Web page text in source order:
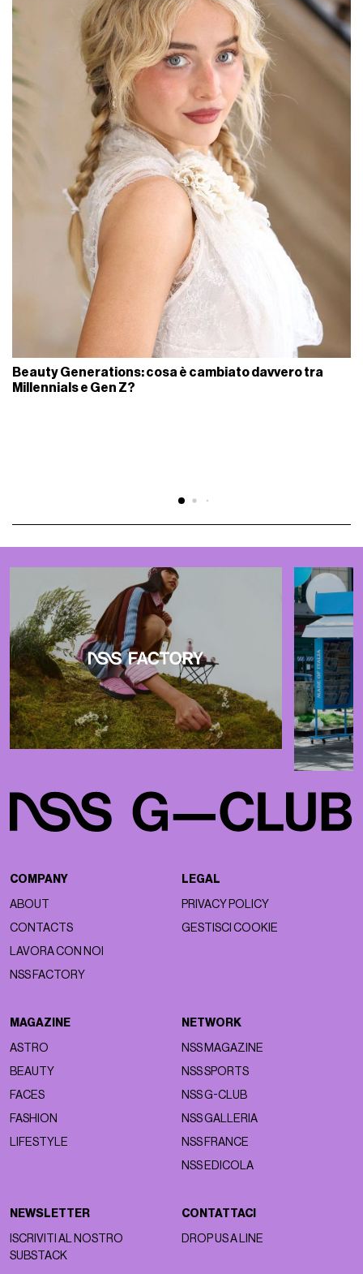
Beauty Generations: cosa è cambiato davvero tra
Millennials e Gen Z?
COMPANY
ABOUT
CONTACTS
LAVORA CON NOI
NSS FACTORY
LEGAL
PRIVACY POLICY
GESTISCI COOKIE
MAGAZINE
ASTRO
BEAUTY
FACES
FASHION
LIFESTYLE
NETWORK
NSS MAGAZINE
NSS SPORTS
NSS G-CLUB
NSS GALLERIA
NSS FRANCE
NSS EDICOLA
NEWSLETTER
ISCRIVITI AL NOSTRO
SUBSTACK
CONTATTACI
DROP US A LINE